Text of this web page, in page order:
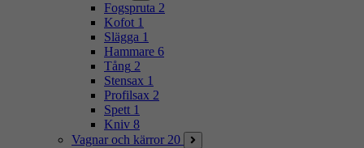
Fogspruta 2
Kofot 1
Slägga 1
Hammare 6
Tång 2
Stensax 1
Profilsax 2
Spett 1
Kniv 8
Vagnar och kärror 20